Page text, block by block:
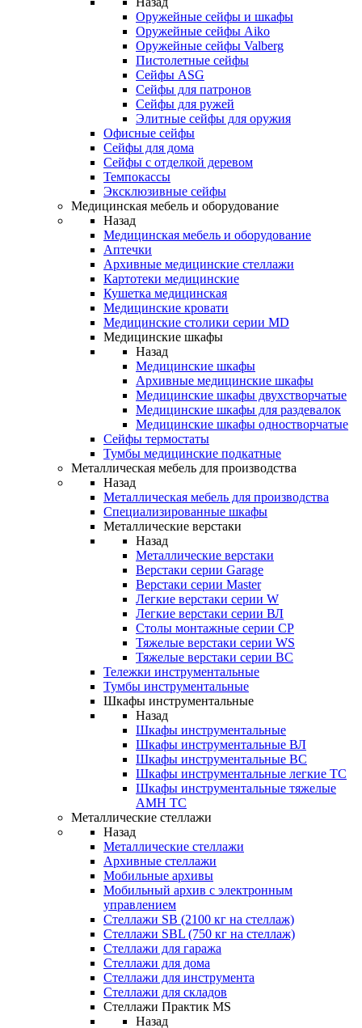
Оружейные сейфы и шкафы
Оружейные сейфы Aiko
Оружейные сейфы Valberg
Пистолетные сейфы
Сейфы ASG
Сейфы для патронов
Сейфы для ружей
Элитные сейфы для оружия
Офисные сейфы
Сейфы для дома
Сейфы с отделкой деревом
Темпокассы
Эксклюзивные сейфы
Медицинская мебель и оборудование
Назад
Медицинская мебель и оборудование
Аптечки
Архивные медицинские стеллажи
Картотеки медицинские
Кушетка медицинская
Медицинские кровати
Медицинские столики серии MD
Медицинские шкафы
Назад
Медицинские шкафы
Архивные медицинские шкафы
Медицинские шкафы двухстворчатые
Медицинские шкафы для раздевалок
Медицинские шкафы одностворчатые
Сейфы термостаты
Тумбы медицинские подкатные
Металлическая мебель для производства
Назад
Металлическая мебель для производства
Cпециализированные шкафы
Металлические верстаки
Назад
Металлические верстаки
Верстаки серии Garage
Верстаки серии Master
Легкие верстаки серии W
Легкие верстаки серии ВЛ
Столы монтажные серии СР
Тяжелые верстаки серии WS
Тяжелые верстаки серии ВС
Тележки инструментальные
Тумбы инструментальные
Шкафы инструментальные
Назад
Шкафы инструментальные
Шкафы инструментальные ВЛ
Шкафы инструментальные ВС
Шкафы инструментальные легкие ТС
Шкафы инструментальные тяжелые
AMH TC
Металлические стеллажи
Назад
Металлические стеллажи
Архивные стеллажи
Мобильные архивы
Мобильный архив с электронным
управлением
Стеллажи SB (2100 кг на стеллаж)
Стеллажи SBL (750 кг на стеллаж)
Стеллажи для гаража
Стеллажи для дома
Стеллажи для инструмента
Стеллажи для складов
Стеллажи Практик MS
Назад